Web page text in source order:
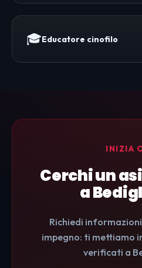
🎓Educatore cinofilo
INIZIA
Cerchi un
a
Richiedi
impegno: ti mettiamo
verificati a